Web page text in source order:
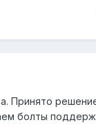
Принято
болты